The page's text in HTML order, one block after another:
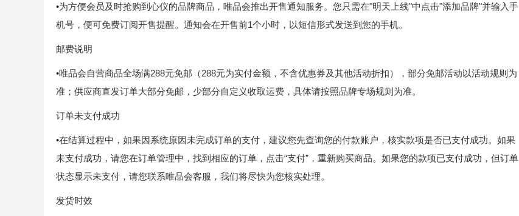
•为方便会员及时抢购到心仪的品牌商品，唯品会推出开售通知服务。您只需在"明天上线"中点击"添加品牌"并输入手
机号，便可免费订阅开售提醒。通知会在开售前1个小时，以短信形式发送到您的手机。
邮费说明
•唯品会自营商品全场满288元免邮（288元为实付金额，不含优惠券及其他活动折扣），部分免邮活动以活动规则为
准；供应商直发订单大部分免邮，少部分自定义收取运费，具体请按照品牌专场规则为准。
订单未支付成功
•在结算过程中，如果因系统原因未完成订单的支付，建议您先查询您的付款账户，核实款项是否已支付成功。如果
未支付成功，请您在订单管理中，找到相应的订单，点击“支付”，重新购买商品。如果您的款项已支付成功，但订单
状态显示未支付，请您联系唯品会客服，我们将尽快为您核实处理。
发货时效